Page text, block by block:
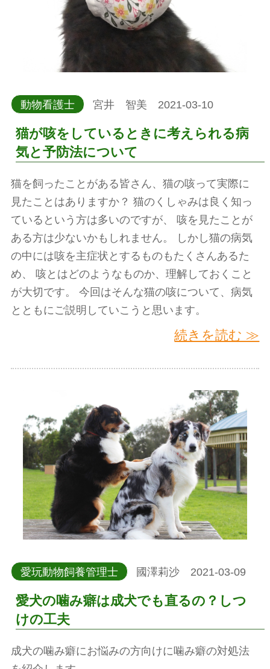
動物看護士 宮井 智美 2021-03-10
猫が咳をしているときに考えられる病
気と予防法について
猫を飼ったことがある皆さん、猫の咳って実際に
見たことはありますか？ 猫のくしゃみは良く知っ
ているという方は多いのですが、 咳を見たことが
ある方は少ないかもしれません。 しかし猫の病気
の中には咳を主症状とするものもたくさんあるた
め、 咳とはどのようなものか、理解しておくこと
が大切です。 今回はそんな猫の咳について、病気
とともにご説明していこうと思います。
続きを読む ≫
愛玩動物飼養管理士 國澤莉沙 2021-03-09
愛犬の噛み癖は成犬でも直るの？しつ
けの工夫
成犬の噛み癖にお悩みの方向けに噛み癖の対処法